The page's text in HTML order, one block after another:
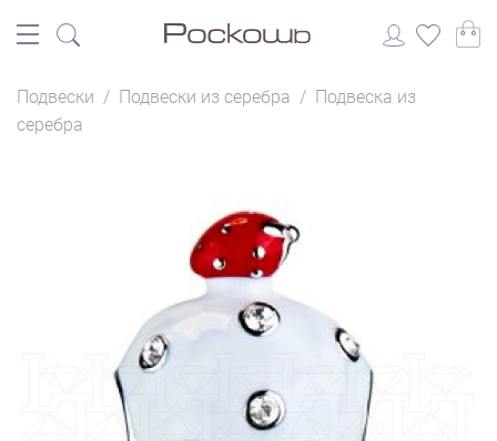
Подвески / Подвески из серебра / Подвеска из
серебра